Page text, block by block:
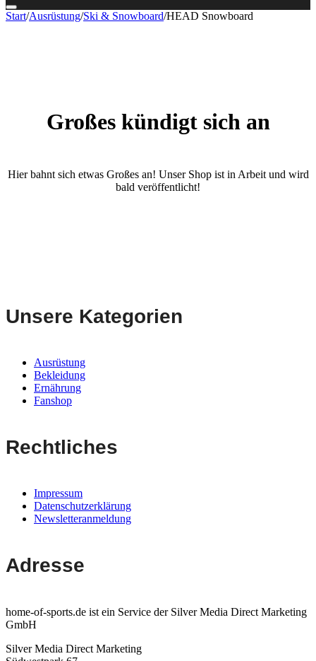
Start/Ausrüstung/Ski & Snowboard/HEAD Snowboard
Großes kündigt sich an
Hier bahnt sich etwas Großes an! Unser Shop ist in Arbeit und wird
bald veröffentlicht!
Unsere Kategorien
Ausrüstung
Bekleidung
Ernährung
Fanshop
Rechtliches
Impressum
Datenschutzerklärung
Newsletteranmeldung
Adresse
home-of-sports.de ist ein Service der Silver Media Direct Marketing
GmbH
Silver Media Direct Marketing